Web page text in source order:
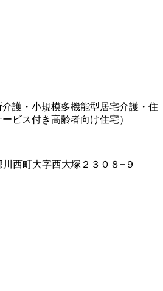
護・小規模多機能型居宅介護・住
ビス付き高齢者向け住宅）
川西町大字西大塚２３０８−９